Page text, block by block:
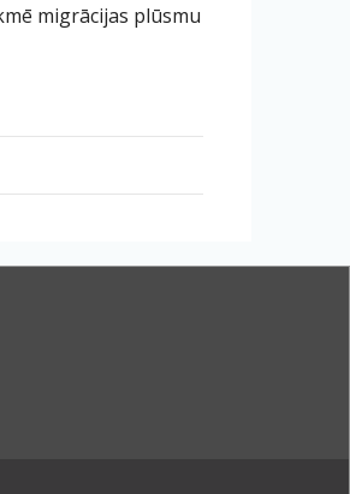
migrācijas plūsmu